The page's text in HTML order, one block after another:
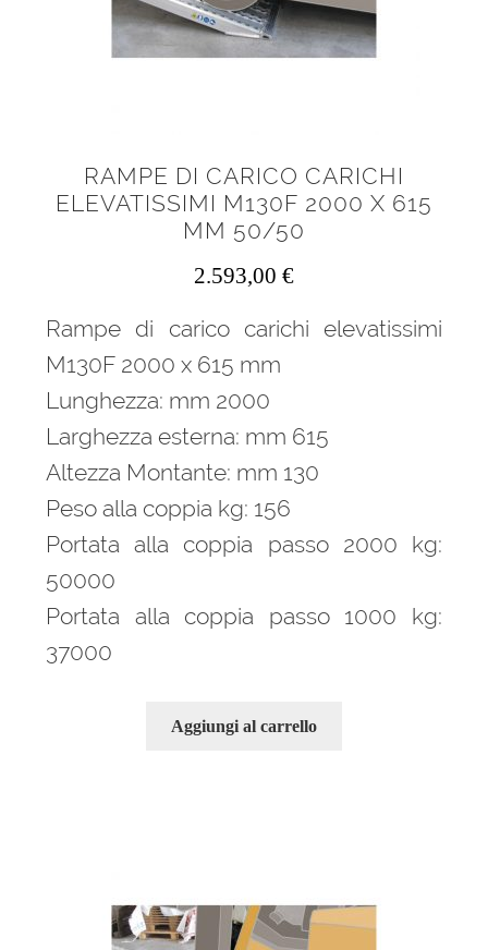
RAMPE DI CARICO CARICHI
ELEVATISSIMI M130F 2000 X 615
MM 50/50
2.593,00 €
Rampe di carico carichi elevatissimi
M130F 2000 x 615 mm
Lunghezza: mm 2000
Larghezza esterna: mm 615
Altezza Montante: mm 130
Peso alla coppia kg: 156
Portata alla coppia passo 2000 kg:
50000
Portata alla coppia passo 1000 kg:
37000
Aggiungi al carrello